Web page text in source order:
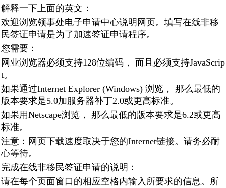
解释一下上面的英文：
欢迎浏览领事处电子申请中心说明网页。填写在线非移
民签证申请是为了加速签证申请程序。
您需要：
网业浏览器必须支持128位编码， 而且必须支持JavaScrip
t。
如果通过Internet Explorer (Windows) 浏览， 那么最低的
版本要求是5.0加服务器补丁2.0或更高标准。
如果用Netscape浏览， 那么最低的版本要求是6.2或更高
标准。
注意：网页下载速度取决于您的Internet链接。请务必耐
心等待。
完成在线非移民签证申请的说明：
请在每个页面窗口的相应空格内输入所要求的信息。所